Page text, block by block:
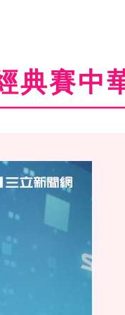
典賽中